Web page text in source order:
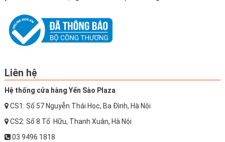
Liên hệ
Hệ thống cửa hàng Yến Sào Plaza
CS1: Số 57 Nguyễn Thái Học, Ba Đình, Hà Nội
CS2: Số 8 Tố Hữu, Thanh Xuân, Hà Nội
03 9496 1818